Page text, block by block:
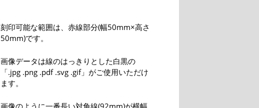
刻印可能な範囲は、赤線部分(幅50mm×高さ
50mm)です。
画像データは線のはっきりとした白黒の
「.jpg .png .pdf .svg .gif」がご使用いただけ
ます。
画像のように一番長い対角線(92mm)が横幅